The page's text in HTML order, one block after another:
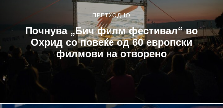
ПРЕТХОДНО
Почнува „Бич филм фестивал“ во
Охрид со повеќе од 60 европски
филмови на отворено